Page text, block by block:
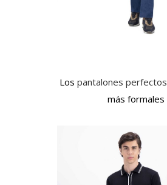
Los pantalones perfectos
más formales